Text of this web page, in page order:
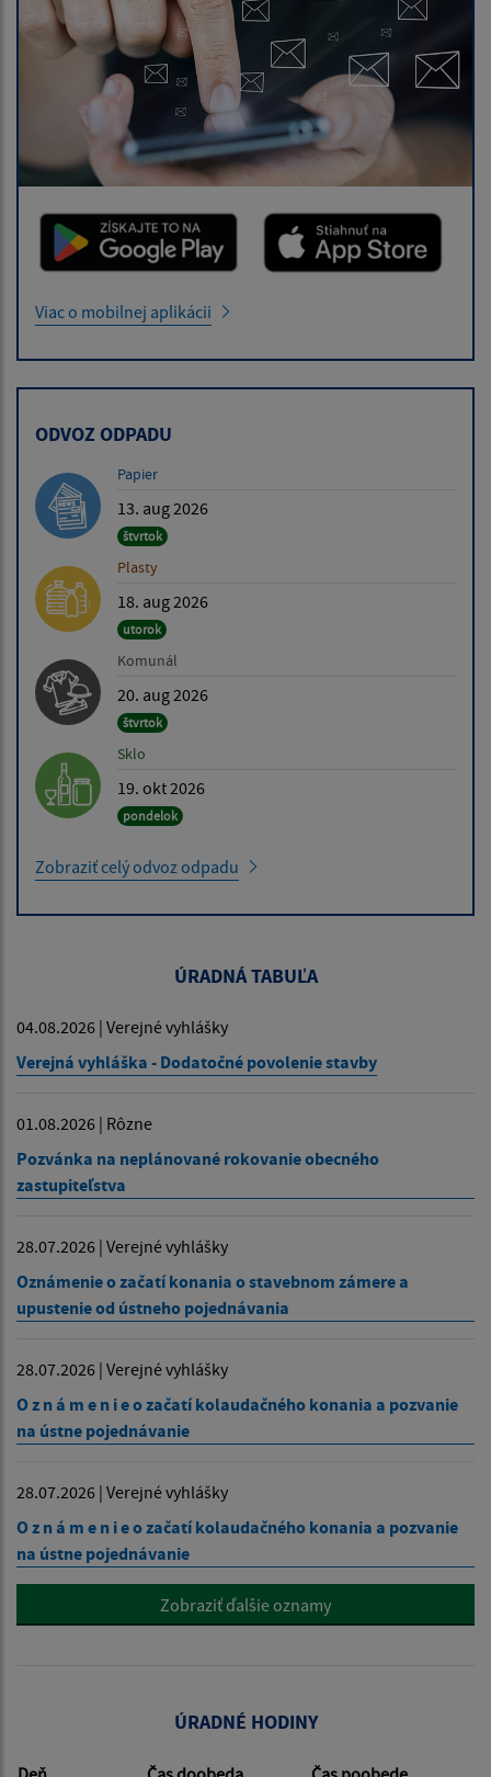
Viac o mobilnej aplikácii
ODVOZ ODPADU
Papier
13. aug 2026
štvrtok
Plasty
18. aug 2026
utorok
Komunál
20. aug 2026
štvrtok
Sklo
19. okt 2026
pondelok
Zobraziť celý odvoz odpadu
ÚRADNÁ TABUĽA
04.08.2026 | Verejné vyhlášky
Verejná vyhláška - Dodatočné povolenie stavby
01.08.2026 | Rôzne
Pozvánka na neplánované rokovanie obecného
zastupiteľstva
28.07.2026 | Verejné vyhlášky
Oznámenie o začatí konania o stavebnom zámere a
upustenie od ústneho pojednávania
28.07.2026 | Verejné vyhlášky
O z n á m e n i e o začatí kolaudačného konania a pozvanie
na ústne pojednávanie
28.07.2026 | Verejné vyhlášky
O z n á m e n i e o začatí kolaudačného konania a pozvanie
na ústne pojednávanie
Zobraziť ďalšie oznamy
ÚRADNÉ HODINY